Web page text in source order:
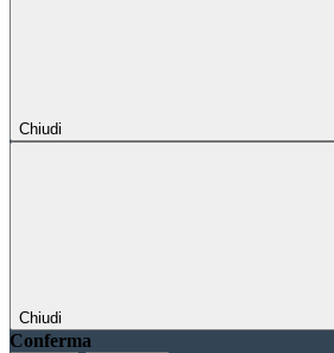
Chiudi
Chiudi
Conferma